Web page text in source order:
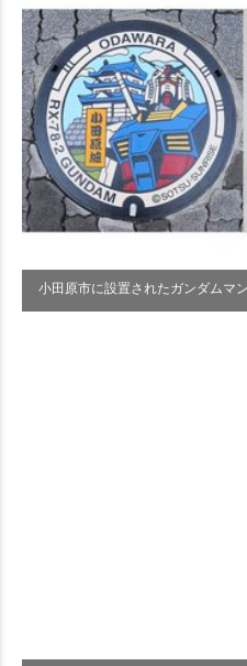
小田原市に設置されたガンダムマ